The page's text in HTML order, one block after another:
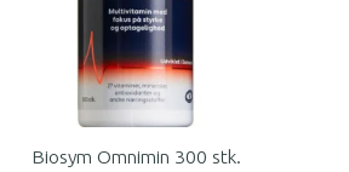
Biosym Omnimin 300 stk.